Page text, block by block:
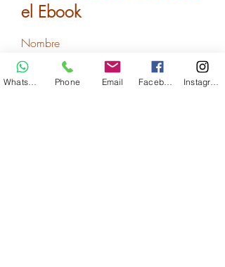
el Ebook
Nombre
Phone Email